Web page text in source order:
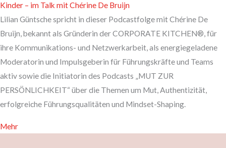
Kinder – im Talk mit Chérine De Bruijn
Lilian Güntsche spricht in dieser Podcastfolge mit Chérine De
Bruijn, bekannt als Gründerin der CORPORATE KITCHEN®, für
ihre Kommunikations- und Netzwerkarbeit, als energiegeladene
Moderatorin und Impulsgeberin für Führungskräfte und Teams
aktiv sowie die Initiatorin des Podcasts „MUT ZUR
PERSÖNLICHKEIT“ über die Themen um Mut, Authentizität,
erfolgreiche Führungsqualitäten und Mindset-Shaping.
Mehr